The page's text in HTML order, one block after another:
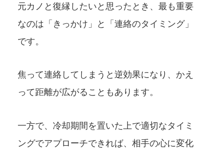
元カノと復縁したいと思ったとき、最も重要
なのは「きっかけ」と「連絡のタイミング」
です。
焦って連絡してしまうと逆効果になり、かえ
って距離が広がることもあります。
一方で、冷却期間を置いた上で適切なタイミ
ングでアプローチできれば、相手の心に変化